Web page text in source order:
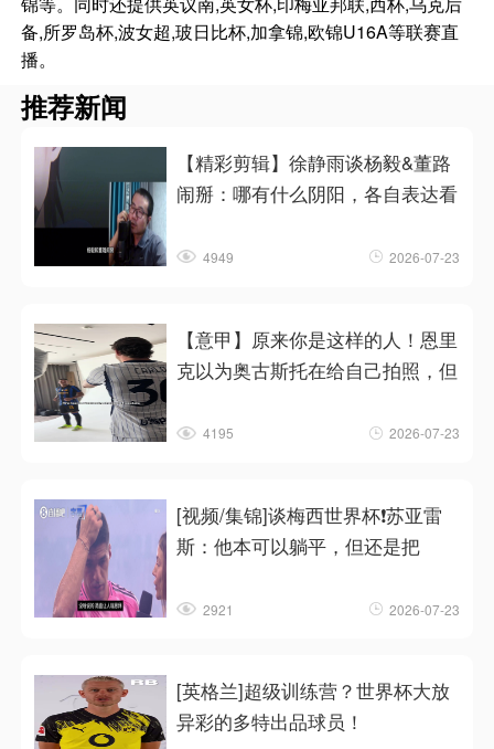
备,所罗岛杯,波女超,玻日比杯,加拿锦,欧锦U16A等联赛直
播。
推荐新闻
【精彩剪辑】徐静雨谈杨毅&董路
闹掰：哪有什么阴阳，各自表达看
4949 2026-07-23
【意甲】原来你是这样的人！恩里
克以为奥古斯托在给自己拍照，但
4195 2026-07-23
[视频/集锦]谈梅西世界杯❗苏亚雷
斯：他本可以躺平，但还是把
2921 2026-07-23
[英格兰]超级训练营？世界杯大放
异彩的多特出品球员！